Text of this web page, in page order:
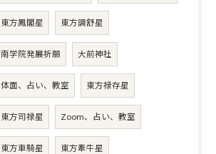
東方鳳閣星 東方調舒星
南学院発展祈願 大前神社
体面、占い、教室 東方禄存星
東方司禄星 Zoom、占い、教室
東方車騎星 東方牽牛星